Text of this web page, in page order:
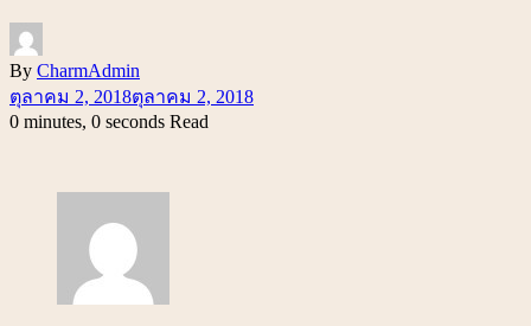
By CharmAdmin
ตุลาคม 2, 2018ตุลาคม 2, 2018
0 minutes, 0 seconds Read